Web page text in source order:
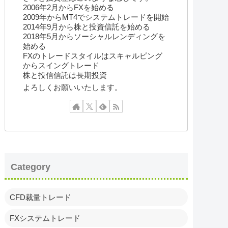
2006年2月からFXを始める
2009年からMT4でシステムトレードを開始
2014年9月から株と投資信託を始める
2018年5月からソーシャルレンディングを
始める
FXのトレードスタイルはスキャルピング
からスイングトレード
株と投信信託は長期投資
よろしくお願いいたします。
Category
CFD裁量トレード
FXシステムトレード